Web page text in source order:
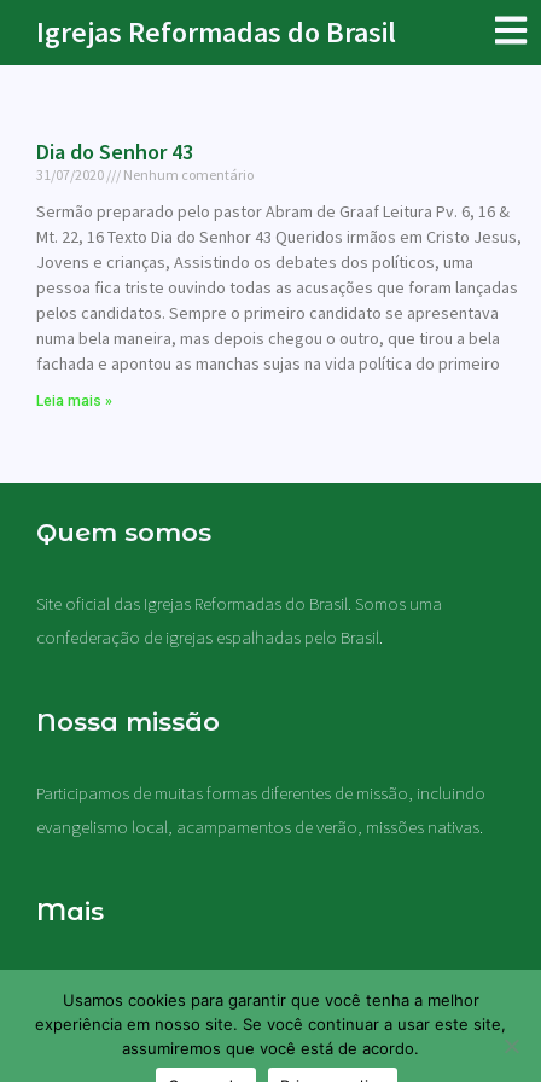
Igrejas Reformadas do Brasil
Dia do Senhor 43
31/07/2020 Nenhum comentário
Sermão preparado pelo pastor Abram de Graaf Leitura Pv. 6, 16 &
Mt. 22, 16 Texto Dia do Senhor 43 Queridos irmãos em Cristo Jesus,
Jovens e crianças, Assistindo os debates dos políticos, uma
pessoa fica triste ouvindo todas as acusações que foram lançadas
pelos candidatos. Sempre o primeiro candidato se apresentava
numa bela maneira, mas depois chegou o outro, que tirou a bela
fachada e apontou as manchas sujas na vida política do primeiro
Leia mais »
Quem somos
Site oficial das Igrejas Reformadas do Brasil. Somos uma
confederação de igrejas espalhadas pelo Brasil.
Nossa missão
Participamos de muitas formas diferentes de missão, incluindo
evangelismo local, acampamentos de verão, missões nativas.
Mais
Deus, e esta Palavra representa a regra final de fé e vida em
nossas igrejas
Usamos cookies para garantir que você tenha a melhor
experiência em nosso site. Se você continuar a usar este site,
assumiremos que você está de acordo.